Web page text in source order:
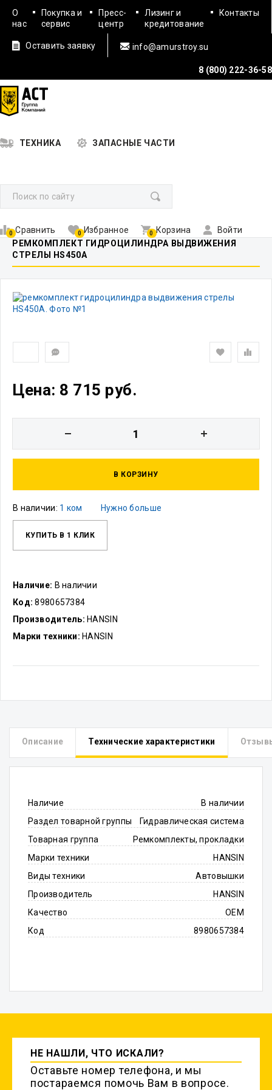
О
нас
Покупка и
сервис
Пресс-
центр
Лизинг и
кредитование
Контакты
Оставить заявку info@amurstroy.su
8 (800) 222-36-58
ТЕХНИКА ЗАПАСНЫЕ ЧАСТИ
0 Сравнить 0 Избранное 0 Корзина
Войти
РЕМКОМПЛЕКТ ГИДРОЦИЛИНДРА ВЫДВИЖЕНИЯ
СТРЕЛЫ HS450A
Наличие: В наличии
Код: 8980657384
Производитель: HANSIN
Марки техники: HANSIN
Цена: 8 715 руб.
В КОРЗИНУ
В наличии: 1 ком Нужно больше
КУПИТЬ В 1 КЛИК
Описание Технические характеристики
Наличие
В наличии
Раздел товарной группы
Гидравлическая система
Товарная группа
Ремкомплекты, прокладки
Марки техники
HANSIN
Виды техники
Автовышки
Производитель
HANSIN
Качество
OEM
Код
8980657384
НЕ НАШЛИ, ЧТО ИСКАЛИ?
Оставьте номер телефона, и мы
постараемся помочь Вам в вопросе.